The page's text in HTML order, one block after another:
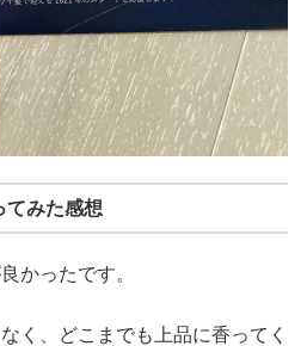
てみた感想
かったです。
く、どこまでも上品に香ってく